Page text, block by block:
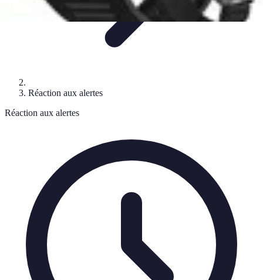
Réaction aux alertes
Réaction aux alertes